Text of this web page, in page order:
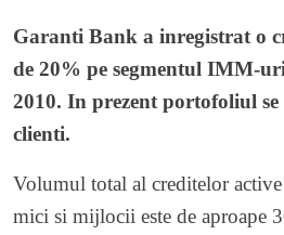
Garanti Bank a inregistrat o
de 20% pe segmentul IMM-
2010. In prezent portofoliul
clienti.
Volumul total al creditelor
mici si mijlocii este de aproape